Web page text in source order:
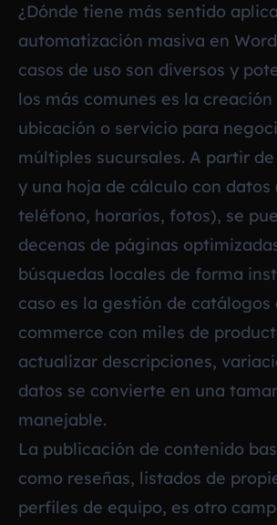
¿Dónde tiene más sentido
automatización masiva en
casos de uso son diversos y
los más comunes es la
ubicación o servicio para
múltiples sucursales. A partir
y una hoja de cálculo con datos
teléfono, horarios, fotos), se
decenas de páginas
búsquedas locales de forma
caso es la gestión de catálogos
commerce con miles de
actualizar descripciones,
datos se convierte en una
manejable.
La publicación de contenido
como reseñas, listados de
perfiles de equipo, es otro